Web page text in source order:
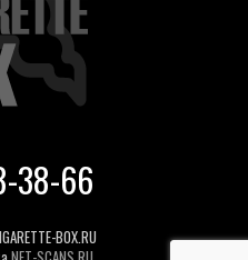
38-66
BOX.RU